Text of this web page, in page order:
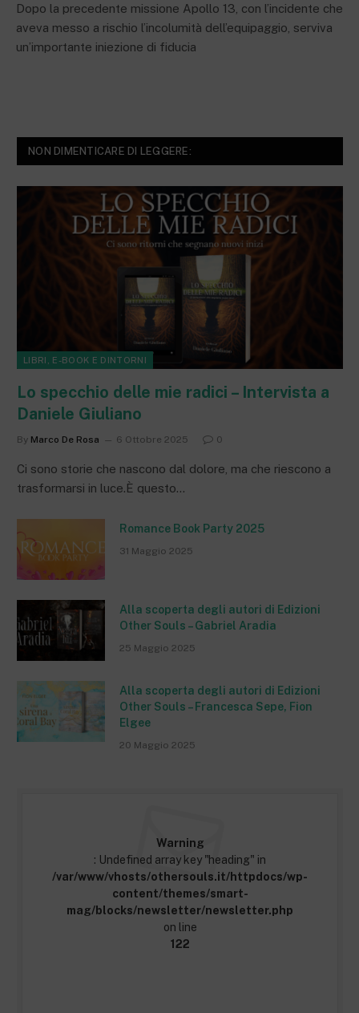
Dopo la precedente missione Apollo 13, con l’incidente che
aveva messo a rischio l’incolumità dell’equipaggio, serviva
un’importante iniezione di fiducia
NON DIMENTICARE DI LEGGERE:
LIBRI, E-BOOK E DINTORNI
Lo specchio delle mie radici – Intervista a
Daniele Giuliano
By Marco De Rosa 6 Ottobre 2025 0
Ci sono storie che nascono dal dolore, ma che riescono a
trasformarsi in luce.È questo…
Romance Book Party 2025
31 Maggio 2025
Alla scoperta degli autori di Edizioni
Other Souls – Gabriel Aradia
25 Maggio 2025
Alla scoperta degli autori di Edizioni
Other Souls – Francesca Sepe, Fion
Elgee
20 Maggio 2025
Warning
: Undefined array key "heading" in
/var/www/vhosts/othersouls.it/httpdocs/wp-
content/themes/smart-
mag/blocks/newsletter/newsletter.php
on line
122